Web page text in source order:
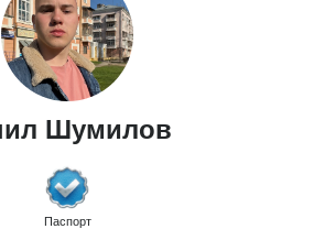
Шумилов
Паспорт